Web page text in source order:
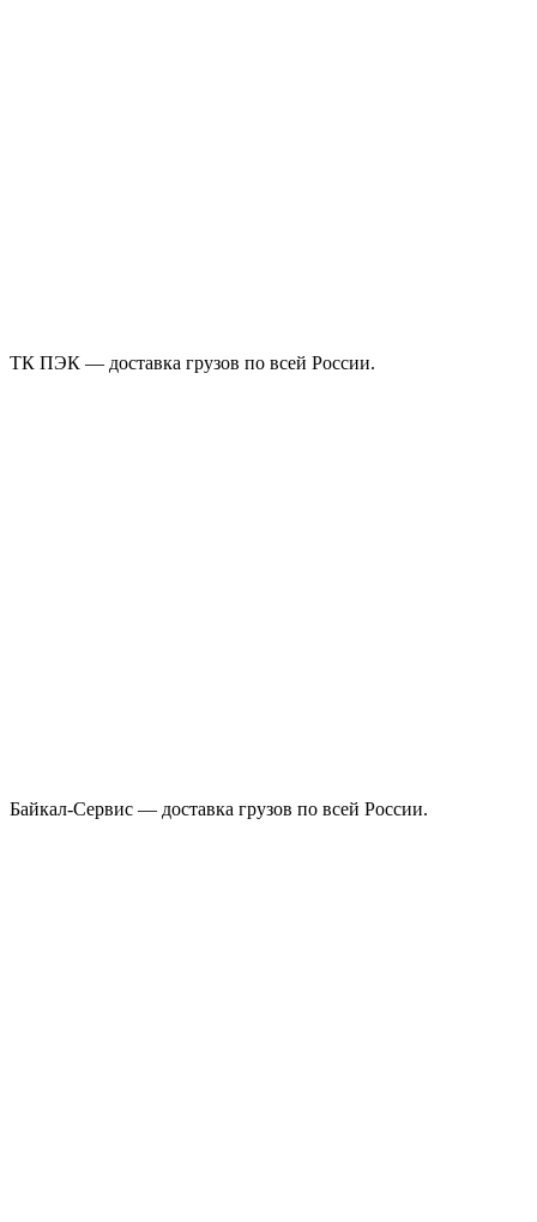
ТК ПЭК — доставка грузов по всей России.
Байкал-Сервис — доставка грузов по всей России.